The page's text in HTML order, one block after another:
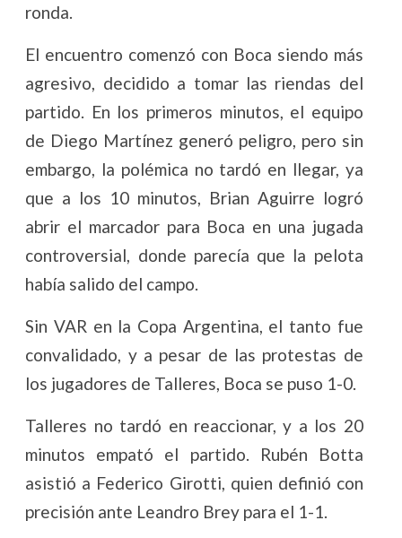
ronda.
El encuentro comenzó con Boca siendo más
agresivo, decidido a tomar las riendas del
partido. En los primeros minutos, el equipo
de Diego Martínez generó peligro, pero sin
embargo, la polémica no tardó en llegar, ya
que a los 10 minutos, Brian Aguirre logró
abrir el marcador para Boca en una jugada
controversial, donde parecía que la pelota
había salido del campo.
Sin VAR en la Copa Argentina, el tanto fue
convalidado, y a pesar de las protestas de
los jugadores de Talleres, Boca se puso 1-0.
Talleres no tardó en reaccionar, y a los 20
minutos empató el partido. Rubén Botta
asistió a Federico Girotti, quien definió con
precisión ante Leandro Brey para el 1-1.